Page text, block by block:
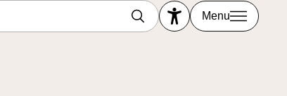
Menu